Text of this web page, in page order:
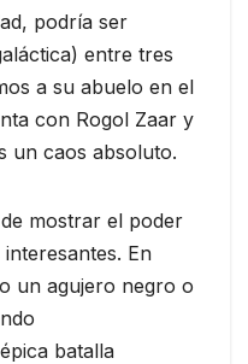
podría ser
entre tres
a su abuelo en el
con Rogol Zaar y
un caos absoluto.
mostrar el poder
En
un agujero negro o
batalla